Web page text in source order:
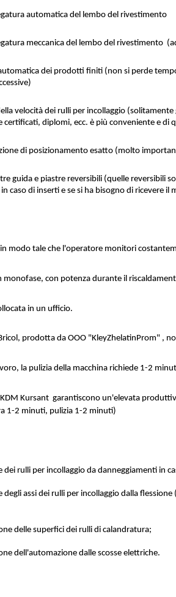
automatica del lembo del rivestimento
meccanica del lembo del rivestimento
dei prodotti finiti (non si perde
velocità dei rulli per incollaggio
diplomi, ecc. è più conveniente e di
di posizionamento esatto (molto
guida e piastre reversibili (quelle reversibili
caso di inserti e se si ha bisogno di ricevere
in modo tale che l'operatore monitori
monofase, con potenza durante il
in un ufficio.
prodotta da OOO "KleyZhelatinProm" ,
la pulizia della macchina richiede 1-2
Kursant  garantiscono un'elevata
1-2 minuti, pulizia 1-2 minuti)
dei rulli per incollaggio da danneggiamenti in
degli assi dei rulli per incollaggio dalla
delle superfici dei rulli di calandratura;
dell'automazione dalle scosse elettriche.